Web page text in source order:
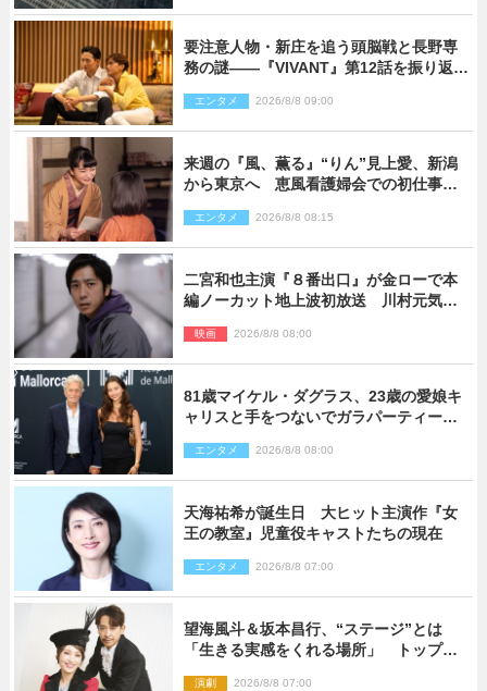
要注意人物・新庄を追う頭脳戦と長野専
務の謎――『VIVANT』第12話を振り返
エンタメ 2026/8/8 09:00
来週の『風、薫る』“りん”見上愛、新潟
から東京へ 恵風看護婦会での初仕事に
エンタメ 2026/8/8 08:15
二宮和也主演『８番出口』が金ローで本
編ノーカット地上波初放送 川村元気監
映画 2026/8/8 08:00
81歳マイケル・ダグラス、23歳の愛娘キ
ャリスと手をつないでガラパーティーに
エンタメ 2026/8/8 08:00
天海祐希が誕生日 大ヒット主演作『女
王の教室』児童役キャストたちの現在
エンタメ 2026/8/8 07:00
望海風斗＆坂本昌行、“ステージ”とは
「生きる実感をくれる場所」 トップを
演劇 2026/8/8 07:00